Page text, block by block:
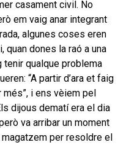
casament civil. No
em vaig anar integrant
algunes coses eren
quan dones la raó a una
tenir qualque problema
“A partir d’ara et faig
més”, i ens vèiem pel
dijous dematí era el dia
va arribar un moment
per resoldre el